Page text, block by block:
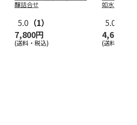
醸詰合せ
5.0 （1）
7,800円
(送料・税込)
如水ギフト
5.0
4,600円
(送料・税込)